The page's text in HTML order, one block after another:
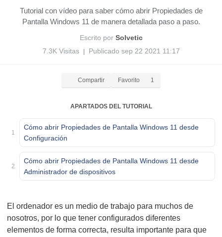
Tutorial con vídeo para saber cómo abrir Propiedades de
Pantalla Windows 11 de manera detallada paso a paso.
Escrito por Solvetic
7.3K Visitas
Publicado sep 22 2021 11:17
Compartir Favorito 1
APARTADOS DEL TUTORIAL
1
Cómo abrir Propiedades de Pantalla Windows 11 desde
Configuración
2
Cómo abrir Propiedades de Pantalla Windows 11 desde
Administrador de dispositivos
El ordenador es un medio de trabajo para muchos de
nosotros, por lo que tener configurados diferentes
elementos de forma correcta, resulta importante para que